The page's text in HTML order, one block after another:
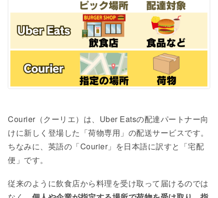
Courier（クーリエ）は、Uber Eatsの配達パートナー向
けに新しく登場した「荷物専用」の配送サービスです。
ちなみに、英語の「Courier」を日本語に訳すと「宅配
便」です。
従来のように飲食店から料理を受け取って届けるのでは